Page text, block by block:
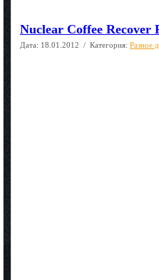
Nuclear Coffee Recover
Дата: 18.01.2012 / Категория: Разное